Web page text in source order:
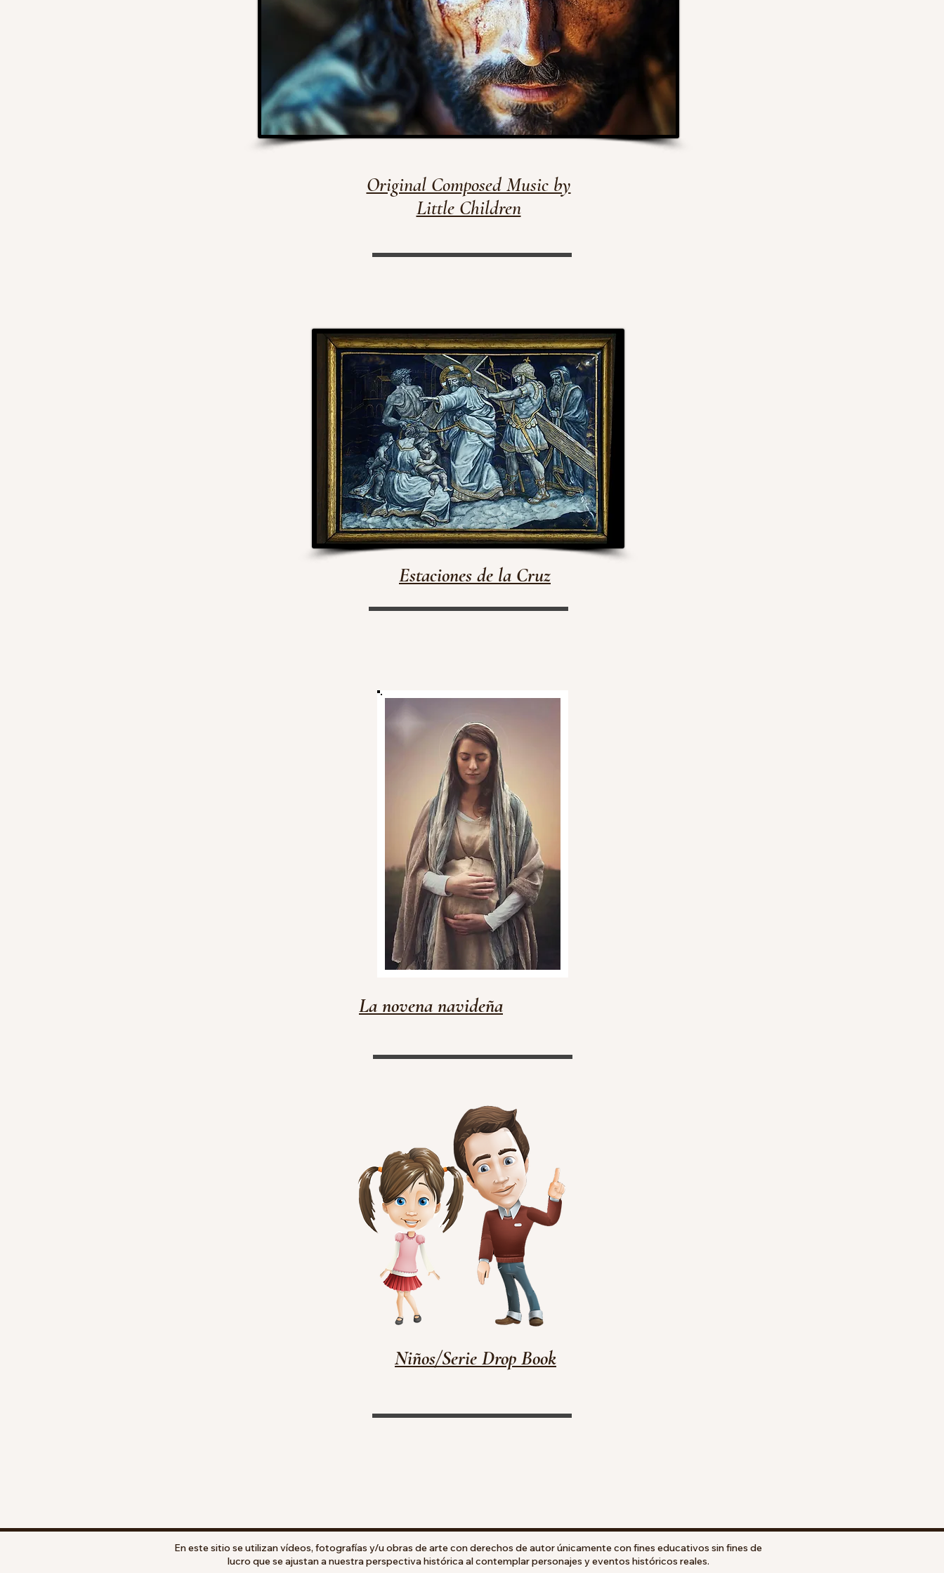
Original Composed Music by
Little Children
Estaciones de la Cruz
La novena navideña
Niños/Serie Drop Book
En este sitio se utilizan vídeos, fotografías y/u obras de arte con derechos de autor únicamente con fines educativos sin fines de
lucro que se ajustan a nuestra perspectiva histórica al contemplar personajes y eventos históricos reales.